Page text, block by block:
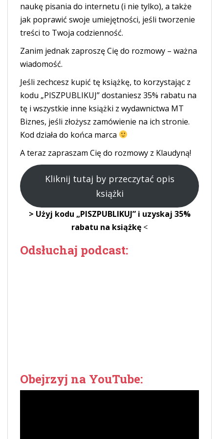
naukę pisania do internetu (i nie tylko), a także
jak poprawić swoje umiejętności, jeśli tworzenie
treści to Twoja codzienność.
Zanim jednak zaproszę Cię do rozmowy – ważna
wiadomość.
Jeśli zechcesz kupić tę książkę, to korzystając z
kodu „PISZPUBLIKUJ” dostaniesz 35% rabatu na
tę i wszystkie inne książki z wydawnictwa MT
Biznes, jeśli złożysz zamówienie na ich stronie.
Kod działa do końca marca
A teraz zapraszam Cię do rozmowy z Klaudyną!
Kliknij tutaj by przeczytać opis
książki
> Użyj kodu „PISZPUBLIKUJ” i uzyskaj 35%
rabatu na książkę <
Odsłuchaj podcast:
Obejrzyj na YouTube: